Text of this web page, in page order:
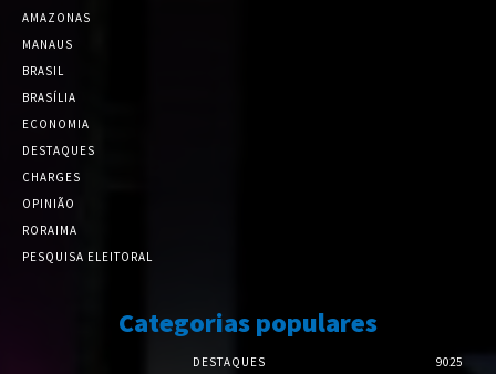
AMAZONAS
MANAUS
BRASIL
BRASÍLIA
ECONOMIA
DESTAQUES
CHARGES
OPINIÃO
RORAIMA
PESQUISA ELEITORAL
Categorias populares
DESTAQUES 9025